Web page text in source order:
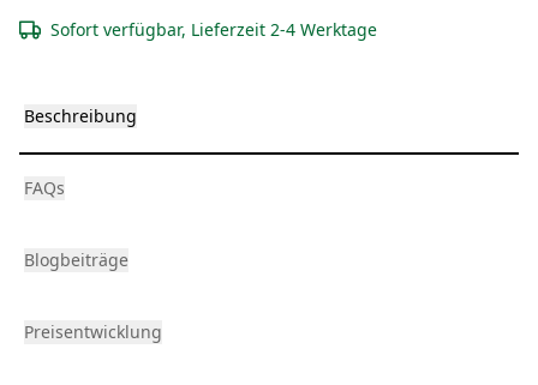
Sofort verfügbar, Lieferzeit 2-4 Werktage
Beschreibung
FAQs
Blogbeiträge
Preisentwicklung